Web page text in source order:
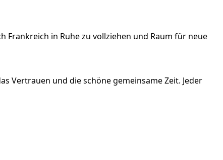
Frankreich in Ruhe zu vollziehen und Raum für neue
Vertrauen und die schöne gemeinsame Zeit. Jeder